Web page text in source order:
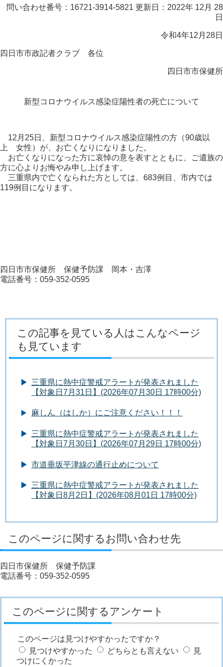
問い合わせ番号：16721-3914-5821 更新日：2022年 12月 28
日
令和4年12月28日
四日市市政記者クラブ 各位
四日市市保健所
新型コロナウイルス感染症陽性者の死亡について
12月25日、新型コロナウイルス感染症陽性の方（90歳以
上 女性）が、お亡くなりになりました。
お亡くなりになった方に哀悼の意を表すとともに、ご遺族の
方に心よりお悔やみ申し上げます。
三重県内で亡くなられた方としては、683例目、市内では
119例目になります。
四日市市保健所 保健予防課 岡本・吉澤
電話番号：059-352-0595
この記事を見ている人はこんなページ
も見ています
三重県に熱中症警戒アラートが発表されました
【対象日7月31日】(2026年07月30日 17時00分)
麻しん（はしか）にご注意ください！！！
三重県に熱中症警戒アラートが発表されました
【対象日7月30日】(2026年07月29日 17時00分)
市道垂坂平津線の通行止めについて
三重県に熱中症警戒アラートが発表されました
【対象日8月2日】(2026年08月01日 17時00分)
このページに関するお問い合わせ先
四日市保健所 保健予防課
電話番号：059-352-0595
このページに関するアンケート
このページは見つけやすかったですか？
見つけやすかった
どちらとも言えない
見
つけにくかった